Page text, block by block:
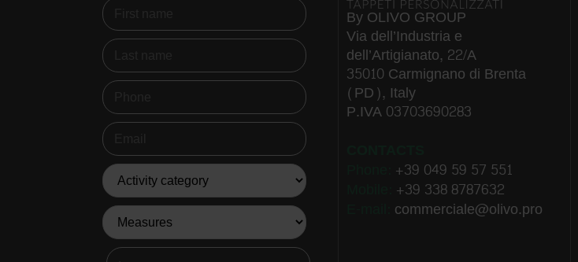
By OLIVO GROUP
Via dell’Industria e
dell’Artigianato, 22/A
35010 Carmignano di Brenta
(PD), Italy
P.IVA 03703690283
+39 049 59 57 551
+39 338 8787632
commerciale@olivo.pro